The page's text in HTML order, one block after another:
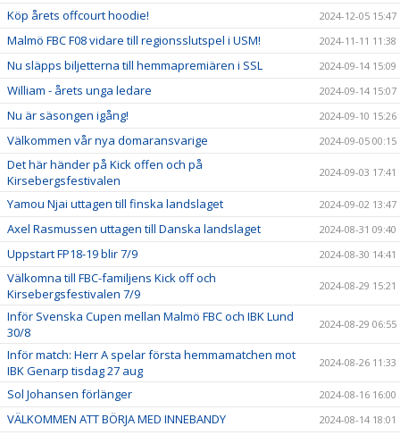
Köp årets offcourt hoodie! 2024-12-05 15:47
Malmö FBC F08 vidare till regionsslutspel i USM! 2024-11-11 11:38
Nu släpps biljetterna till hemmapremiären i SSL 2024-09-14 15:09
William - årets unga ledare 2024-09-14 15:07
Nu är säsongen igång! 2024-09-10 15:26
Välkommen vår nya domaransvarige 2024-09-05 00:15
Det här händer på Kick offen och på
Kirsebergsfestivalen
2024-09-03 17:41
Yamou Njai uttagen till finska landslaget 2024-09-02 13:47
Axel Rasmussen uttagen till Danska landslaget 2024-08-31 09:40
Uppstart FP18-19 blir 7/9 2024-08-30 14:41
Välkomna till FBC-familjens Kick off och
Kirsebergsfestivalen 7/9
2024-08-29 15:21
Inför Svenska Cupen mellan Malmö FBC och IBK Lund
30/8
2024-08-29 06:55
Inför match: Herr A spelar första hemmamatchen mot
IBK Genarp tisdag 27 aug
2024-08-26 11:33
Sol Johansen förlänger 2024-08-16 16:00
VÄLKOMMEN ATT BÖRJA MED INNEBANDY 2024-08-14 18:01